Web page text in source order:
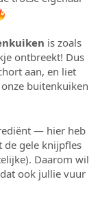
is zoals
ontbreekt! Dus
aan, en liet
buitenkuiken
— hier heb
de gele knijpfles
Daarom wil
ook jullie vuur